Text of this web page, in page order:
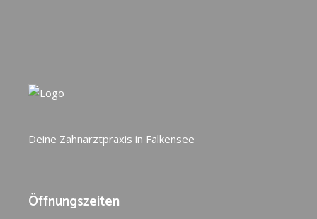
Deine Zahnarztpraxis in Falkensee
Öffnungszeiten